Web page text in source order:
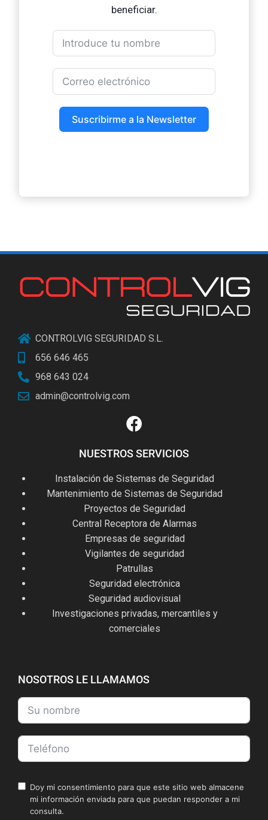
beneficiar.
Suscribirme a la Newsletter
CONTROLVIG SEGURIDAD S.L.
656 646 465
968 643 024
admin@controlvig.com
NUESTROS SERVICIOS
Instalación de Sistemas de Seguridad
Mantenimiento de Sistemas de Seguridad
Proyectos de Seguridad
Central Receptora de Alarmas
Empresas de seguridad
Vigilantes de seguridad
Patrullas
Seguridad electrónica
Seguridad audiovisual
Investigaciones privadas, mercantiles y
comerciales
NOSOTROS LE LLAMAMOS
Doy mi consentimiento para que este sitio web almacene
mi información enviada para que puedan responder a mi
consulta.